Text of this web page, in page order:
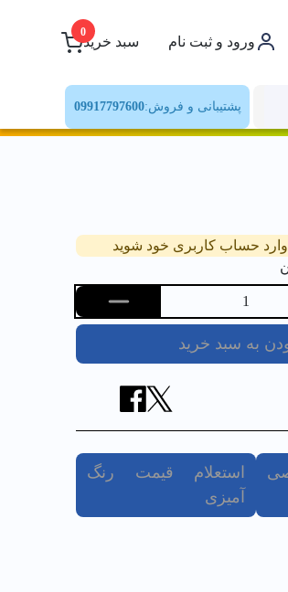
ورود و ثبت نام سبد خرید
0
پشتیبانی و فروش:09917797600
حساب کاربری خود شوید
1
به سبد خرید
استعلام قیمت رنگ
آمیزی